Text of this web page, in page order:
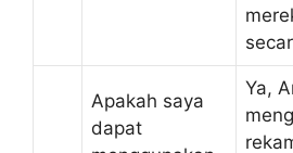
Apakah saya
dapat
Ya,